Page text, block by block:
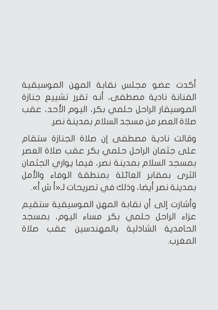
أكدت عضو مجلس نقابة المهن الموسيقية
الفنانة نادية مصطفى، أنه تقرر تشييع جنازة
الموسيقار الراحل حلمي بكر، اليوم الأحد، عقب
صلاة العصر من مسجد السلام بمدينة نصر.
وقالت نادية مصطفى إن صلاة الجنازة ستقام
على جثمان الراحل حلمي بكر عقب صلاة العصر
بمسجد السلام بمدينة نصر، فيما يواري الجثمان
الثرى بمقابر العائلة بمنطقة الوفاء والأمل
بمدينة نصر أيضا، وذلك في تصريحات لـ«أ ش أ».
وأشارت إلى أن نقابة المهن الموسيقية ستقيم
عزاء الراحل حلمي بكر مساء اليوم، بمسجد
الحامدية الشاذلية بالمهندسين عقب صلاة
المغرب.